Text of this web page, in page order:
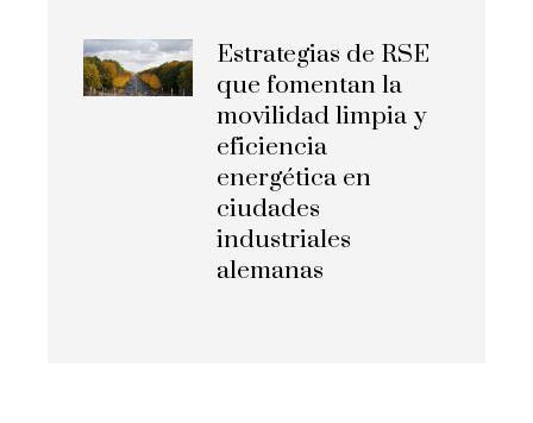
Estrategias de RSE
que fomentan la
movilidad limpia y
eficiencia
energética en
ciudades
industriales
alemanas